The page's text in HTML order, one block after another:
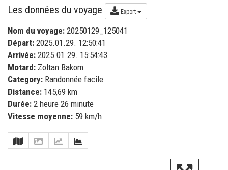
Les données du voyage Export
Nom du voyage: 20250129_125041
Départ: 2025.01.29. 12:50:41
Arrivée: 2025.01.29. 15:54:43
Motard: Zoltan Bakom
Category: Randonnée facile
Distance: 145,69 km
Durée: 2 heure 26 minute
Vitesse moyenne: 59 km/h